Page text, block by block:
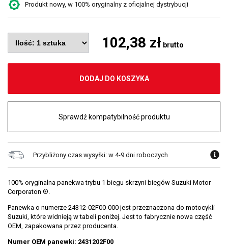
Produkt nowy, w 100% oryginalny z oficjalnej dystrybucji
102,38 zł brutto
DODAJ DO KOSZYKA
Sprawdź kompatybilność produktu
Przybliżony czas wysyłki: w 4-9 dni roboczych
100% oryginalna panekwa trybu 1 biegu skrzyni biegów Suzuki Motor
Corporaton ®.
Panewka o numerze 24312-02F00-000 jest przeznaczona do motocykli
Suzuki, które widnieją w tabeli poniżej. Jest to fabrycznie nowa część
OEM, zapakowana przez producenta.
Numer OEM panewki: 2431202F00